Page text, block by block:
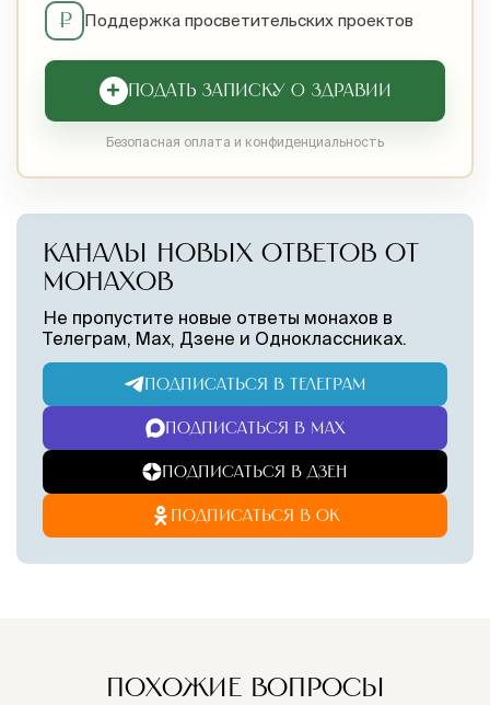
₽ Поддержка просветительских проектов
+ ПОДАТЬ ЗАПИСКУ О ЗДРАВИИ
Безопасная оплата и конфиденциальность
КАНАЛЫ НОВЫХ ОТВЕТОВ ОТ
МОНАХОВ
Не пропустите новые ответы монахов в
Телеграм, Max, Дзене и Одноклассниках.
ПОДПИСАТЬСЯ В ТЕЛЕГРАМ
ПОДПИСАТЬСЯ В MAX
ПОДПИСАТЬСЯ В ДЗЕН
ПОДПИСАТЬСЯ В ОК
ПОХОЖИЕ ВОПРОСЫ